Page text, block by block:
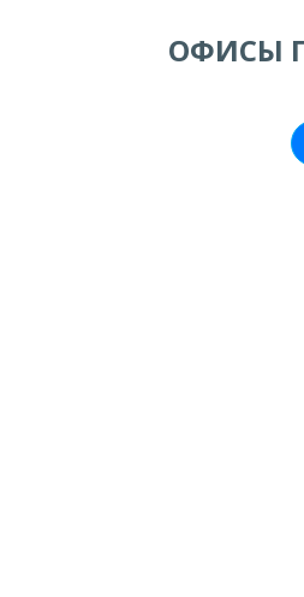
ОФИСЫ